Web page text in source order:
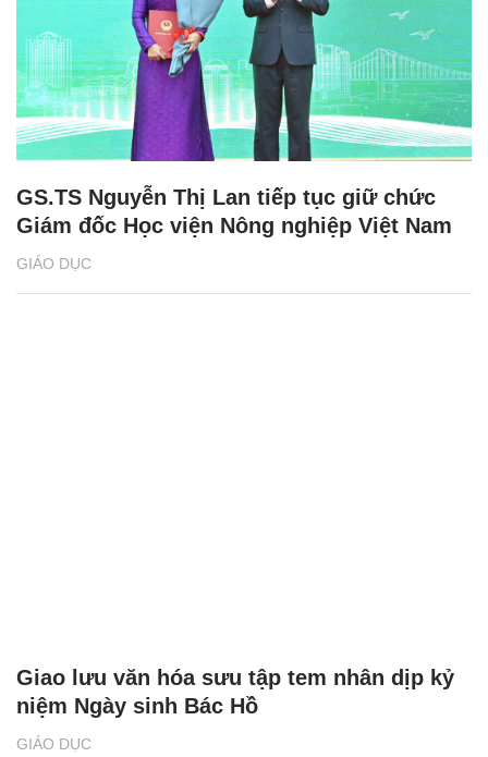
GIÁO DỤC
GS.TS Nguyễn Thị Lan tiếp tục giữ chức
Giám đốc Học viện Nông nghiệp Việt Nam
GIÁO DỤC
Giao lưu văn hóa sưu tập tem nhân dịp kỷ
niệm Ngày sinh Bác Hồ